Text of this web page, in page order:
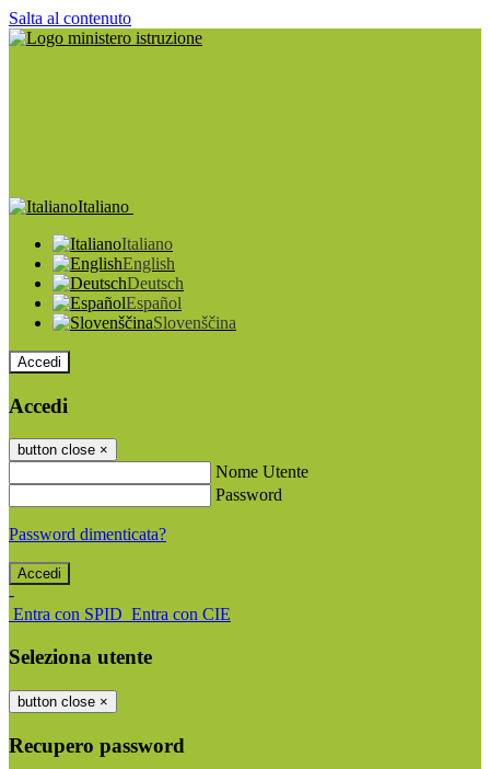
Salta al contenuto
Italiano
Italiano
English
Deutsch
Español
Slovenščina
Accedi
Accedi
button close ×
Nome Utente
Password
Password dimenticata?
-
Entra con SPID Entra con CIE
Seleziona utente
button close ×
Recupero password